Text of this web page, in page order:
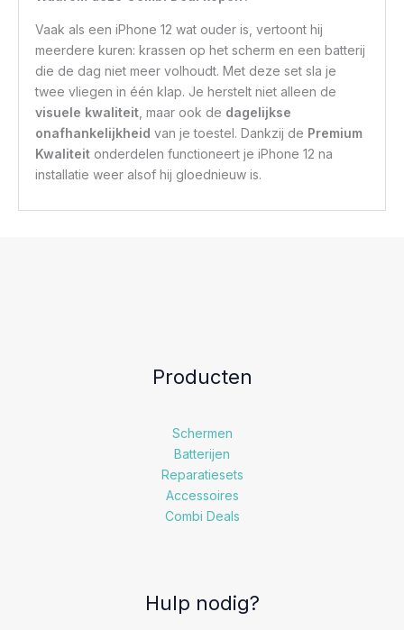
Vaak als een iPhone 12 wat ouder is, vertoont hij
meerdere kuren: krassen op het scherm en een batterij
die de dag niet meer volhoudt. Met deze set sla je
twee vliegen in één klap. Je herstelt niet alleen de
visuele kwaliteit , maar ook de dagelijkse
onafhankelijkheid van je toestel. Dankzij de Premium
Kwaliteit onderdelen functioneert je iPhone 12 na
installatie weer alsof hij gloednieuw is.
Producten
Schermen
Batterijen
Reparatiesets
Accessoires
Combi Deals
Hulp nodig?